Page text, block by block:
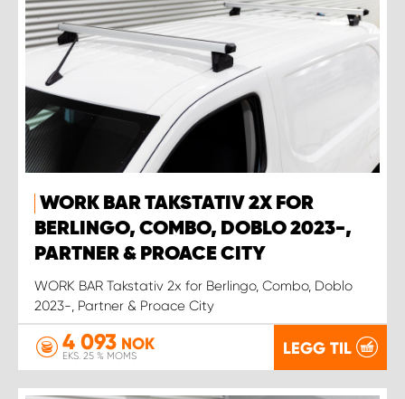
WORK BAR TAKSTATIV 2X FOR
BERLINGO, COMBO, DOBLO 2023-,
PARTNER & PROACE CITY
WORK BAR Takstativ 2x for Berlingo, Combo, Doblo
2023-, Partner & Proace City
4 093 NOK
EKS. 25 % MOMS LEGG TIL
WORK SYSTEM OSLO
WORK SYSTEM STAVANGER
WORK SYSTEM TRONDHEIM